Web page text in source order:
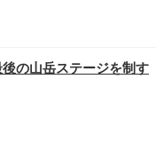
の山岳ステージを制す